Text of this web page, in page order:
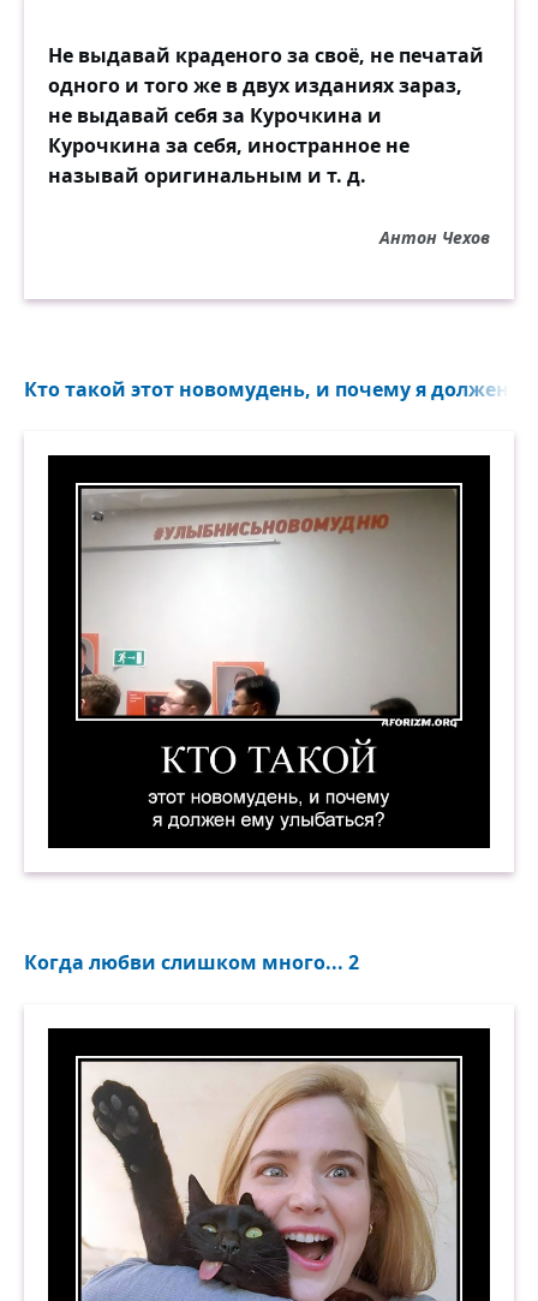
Не выдавай краденого за своё, не печатай
одного и того же в двух изданиях зараз,
не выдавай себя за Курочкина и
Курочкина за себя, иностранное не
называй оригинальным и т. д.
Антон Чехов
Кто такой этот новомудень, и почему я должен
Кто такой этот новомудень, и почему я
Когда любви слишком много... 2